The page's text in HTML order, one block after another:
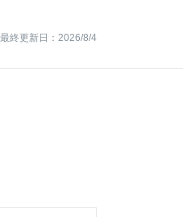
最終更新日：2026/8/4